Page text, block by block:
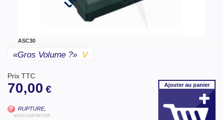
ASC30
«gros Volume ?» V
Prix TTC
70,00 €
RUPTURE,
NOUS CONTACTER
Ajouterau panier